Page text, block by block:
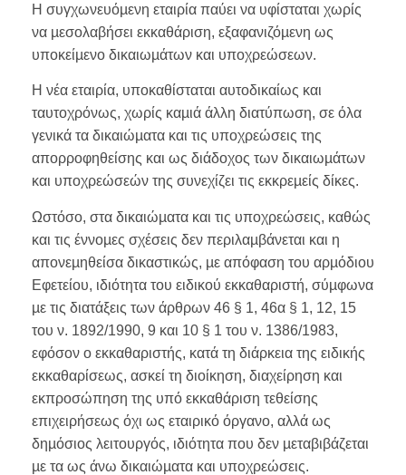
Η συγχωνευόµενη εταιρία παύει να υφίσταται χωρίς
να µεσολαβήσει εκκαθάριση, εξαφανιζόµενη ως
υποκείµενο δικαιωµάτων και υποχρεώσεων.
Η νέα εταιρία, υποκαθίσταται αυτοδικαίως και
ταυτοχρόνως, χωρίς καµιά άλλη διατύπωση, σε όλα
γενικά τα δικαιώµατα και τις υποχρεώσεις της
απορροφηθείσης και ως διάδοχος των δικαιωµάτων
και υποχρεώσεών της συνεχίζει τις εκκρεµείς δίκες.
Ωστόσο, στα δικαιώµατα και τις υποχρεώσεις, καθώς
και τις έννοµες σχέσεις δεν περιλαµβάνεται και η
απονεµηθείσα δικαστικώς, µε απόφαση του αρµόδιου
Εφετείου, ιδιότητα του ειδικού εκκαθαριστή, σύµφωνα
µε τις διατάξεις των άρθρων 46 § 1, 46α § 1, 12, 15
του ν. 1892/1990, 9 και 10 § 1 του ν. 1386/1983,
εφόσον ο εκκαθαριστής, κατά τη διάρκεια της ειδικής
εκκαθαρίσεως, ασκεί τη διοίκηση, διαχείρηση και
εκπροσώπηση της υπό εκκαθάριση τεθείσης
επιχειρήσεως όχι ως εταιρικό όργανο, αλλά ως
δηµόσιος λειτουργός, ιδιότητα που δεν µεταβιβάζεται
µε τα ως άνω δικαιώµατα και υποχρεώσεις.